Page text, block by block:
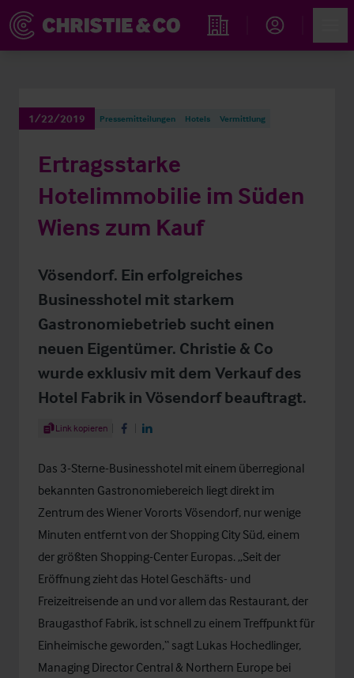
Immobiliensuche
1/22/2019 Pressemitteilungen Hotels Vermittlung
Ertragsstarke
Hotelimmobilie im Süden
Wiens zum Kauf
Vösendorf. Ein erfolgreiches
Businesshotel mit starkem
Gastronomiebetrieb sucht einen
neuen Eigentümer. Christie & Co
wurde exklusiv mit dem Verkauf des
Hotel Fabrik in Vösendorf beauftragt.
Share Article
Link kopieren Share on Facebook
Share on LinkedIn
Das 3-Sterne-Businesshotel mit einem überregional
bekannten Gastronomiebereich liegt direkt im
Zentrum des Wiener Vororts Vösendorf, nur wenige
Minuten entfernt von der Shopping City Süd, einem
der größten Shopping-Center Europas. „Seit der
Eröffnung zieht das Hotel Geschäfts- und
Freizeitreisende an und vor allem das Restaurant, der
Braugasthof Fabrik, ist schnell zu einem Treffpunkt für
Einheimische geworden,“ sagt Lukas Hochedlinger,
Managing Director Central & Northern Europe bei